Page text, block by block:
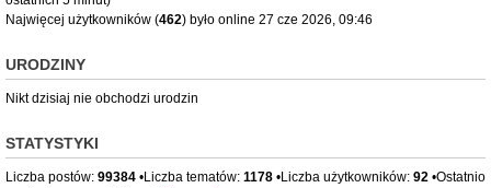
Najwięcej użytkowników (462) było online 27 cze 2026, 09:46
URODZINY
Nikt dzisiaj nie obchodzi urodzin
STATYSTYKI
Liczba postów: 99384 •Liczba tematów: 1178 •Liczba użytkowników: 92 •Ostatnio